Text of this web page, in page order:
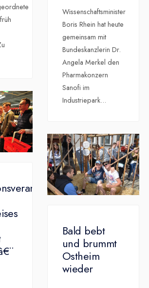
Wissenschaftsminister
Boris Rhein hat heute
gemeinsam mit
Bundeskanzlerin Dr.
Angela Merkel den
Pharmakonzern
Sanofi im
Industriepark...
Bald bebt
und brummt
Ostheim
wieder